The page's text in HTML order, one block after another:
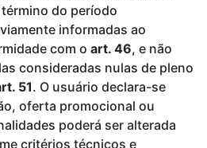
do período
informadas ao
com o art. 46, e não
consideradas nulas de pleno
51. O usuário declara-se
oferta promocional ou
poderá ser alterada
critérios técnicos e